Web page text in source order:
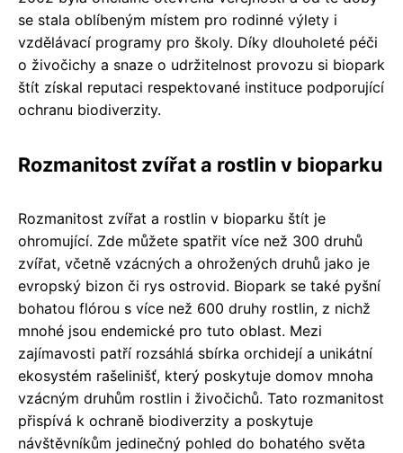
se stala oblíbeným místem pro rodinné výlety i
vzdělávací programy pro školy. Díky dlouholeté péči
o živočichy a snaze o udržitelnost provozu si biopark
štít získal reputaci respektované instituce podporující
ochranu biodiverzity.
Rozmanitost zvířat a rostlin v bioparku
Rozmanitost zvířat a rostlin v bioparku štít je
ohromující. Zde můžete spatřit více než 300 druhů
zvířat, včetně vzácných a ohrožených druhů jako je
evropský bizon či rys ostrovid. Biopark se také pyšní
bohatou flórou s více než 600 druhy rostlin, z nichž
mnohé jsou endemické pro tuto oblast. Mezi
zajímavosti patří rozsáhlá sbírka orchidejí a unikátní
ekosystém rašelinišť, který poskytuje domov mnoha
vzácným druhům rostlin i živočichů. Tato rozmanitost
přispívá k ochraně biodiverzity a poskytuje
návštěvníkům jedinečný pohled do bohatého světa